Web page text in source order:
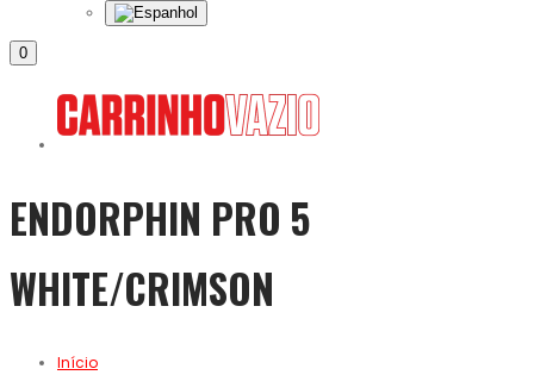
0
ENDORPHIN PRO 5
WHITE/CRIMSON
Início